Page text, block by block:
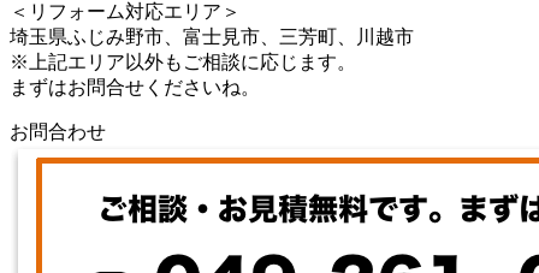
＜リフォーム対応エリア＞
埼玉県ふじみ野市、富士見市、三芳町、川越市
※上記エリア以外もご相談に応じます。
まずはお問合せくださいね。
お問合わせ